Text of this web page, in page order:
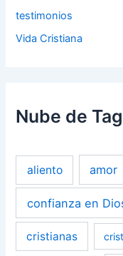
testimonios
Vida Cristiana
Nube de
aliento amor
confianza en
cristianas